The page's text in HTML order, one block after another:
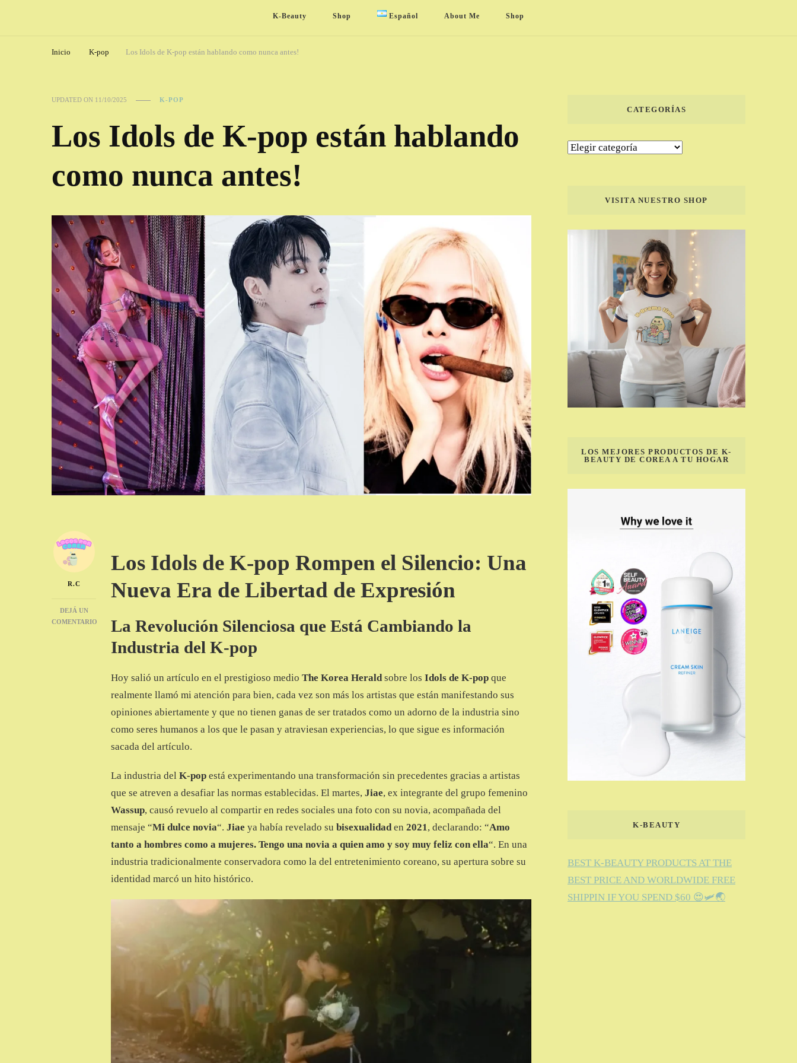
K-Beauty Shop Español About Me Shop
Inicio K-pop Los Idols de K-pop están hablando como nunca antes!
UPDATED ON 11/10/2025 K-POP
Los Idols de K-pop están hablando
como nunca antes!
R.C
DEJÁ UN
COMENTARIO
HABLANDO
Los Idols de K-pop Rompen el Silencio: Una
Nueva Era de Libertad de Expresión
La Revolución Silenciosa que Está Cambiando la
Industria del K-pop
Hoy salió un artículo en el prestigioso medio The Korea Heraldsobre los Idols de K-pop que
realmente llamó mi atención para bien, cada vez son más los artistas que están manifestando sus
opiniones abiertamente y que no tienen ganas de ser tratados como un adorno de la industria sino
como seres humanos a los que le pasan y atraviesan experiencias, lo que sigue es información
sacada del artículo.
La industria del K-pop está experimentando una transformación sin precedentes gracias a artistas
que se atreven a desafiar las normas establecidas. El martes, Jiae, ex integrante del grupo femenino
Wassup, causó revuelo al compartir en redes sociales una foto con su novia, acompañada del
mensaje “Mi dulce novia“. Jiae ya había revelado su bisexualidaden 2021, declarando: “Amo
tanto a hombres como a mujeres. Tengo una novia a quien amo y soy muy feliz con ella“. En una
industria tradicionalmente conservadora como la del entretenimiento coreano, su apertura sobre su
identidad marcó un hito histórico.
CATEGORÍAS
Categorías
VISITA NUESTRO SHOP
LOS MEJORES PRODUCTOS DE K-
BEAUTY DE COREA A TU HOGAR
K-BEAUTY
BEST K-BEAUTY PRODUCTS AT THE
BEST PRICE AND WORLDWIDE FREE
SHIPPIN IF YOU SPEND $60 😍🛩️🌏